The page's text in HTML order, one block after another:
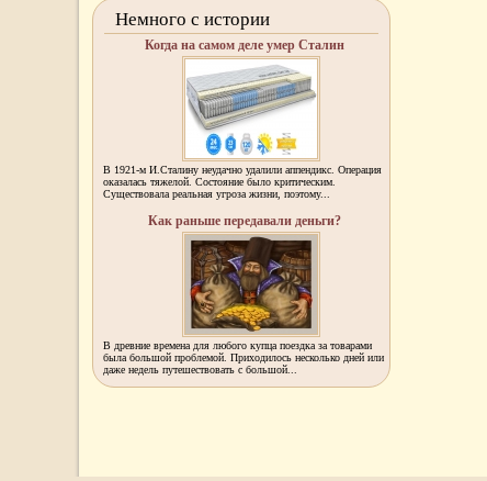
Немного с истории
Когда на самом деле умер Сталин
В 1921-м И.Сталину неудачно удалили аппендикс. Операция
оказалась тяжелой. Состояние было критическим.
Существовала реальная угроза жизни, поэтому...
Как раньше передавали деньги?
В древние времена для любого купца поездка за товарами
была большой проблемой. Приходилось несколько дней или
даже недель путешествовать с большой...